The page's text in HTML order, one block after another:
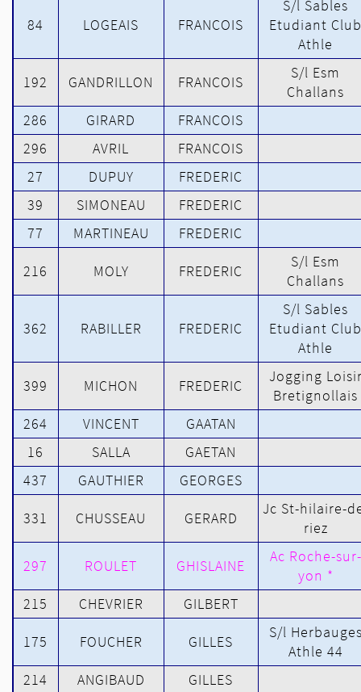
84 LOGEAIS FRANCOIS
S/l Sables
Etudiant Club
Athle
192 GANDRILLON FRANCOIS
S/l Esm
Challans
286
GIRARD
FRANCOIS
296
AVRIL
FRANCOIS
27
DUPUY
FREDERIC
39
SIMONEAU
FREDERIC
77
MARTINEAU FREDERIC
216 MOLY FREDERIC
S/l Esm
Challans
362 RABILLER FREDERIC
S/l Sables
Etudiant Club
Athle
399 MICHON FREDERIC
Jogging
Bretignollais
264
VINCENT
GAATAN
16
SALLA
GAETAN
437
GAUTHIER GEORGES
331 CHUSSEAU GERARD
Jc St-hilaire-
riez
297 ROULET GHISLAINE
Ac Roche-sur-
yon *
215
CHEVRIER GILBERT
175 FOUCHER GILLES
S/l
Athle 44
214
ANGIBAUD
GILLES